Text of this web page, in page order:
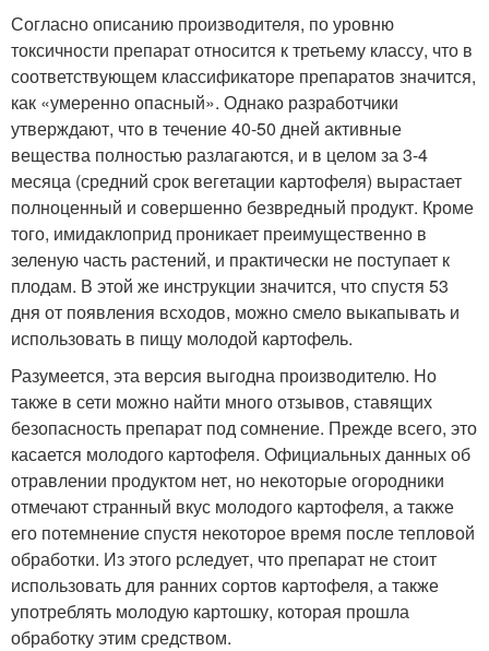
Согласно описанию производителя, по уровню
токсичности препарат относится к третьему классу, что в
соответствующем классификаторе препаратов значится,
как «умеренно опасный». Однако разработчики
утверждают, что в течение 40-50 дней активные
вещества полностью разлагаются, и в целом за 3-4
месяца (средний срок вегетации картофеля) вырастает
полноценный и совершенно безвредный продукт. Кроме
того, имидаклоприд проникает преимущественно в
зеленую часть растений, и практически не поступает к
плодам. В этой же инструкции значится, что спустя 53
дня от появления всходов, можно смело выкапывать и
использовать в пищу молодой картофель.
Разумеется, эта версия выгодна производителю. Но
также в сети можно найти много отзывов, ставящих
безопасность препарат под сомнение. Прежде всего, это
касается молодого картофеля. Официальных данных об
отравлении продуктом нет, но некоторые огородники
отмечают странный вкус молодого картофеля, а также
его потемнение спустя некоторое время после тепловой
обработки. Из этого рследует, что препарат не стоит
использовать для ранних сортов картофеля, а также
употреблять молодую картошку, которая прошла
обработку этим средством.